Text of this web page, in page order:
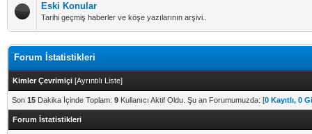
Eski Konular
Tarihi geçmiş haberler ve köşe yazılarının arşivi..
Forum İstatistikleri
Kimler Çevrimiçi [Ayrıntılı Liste]
Son 15 Dakika İçinde Toplam: 9 Kullanıcı Aktif Oldu. Şu an Forumumuzda: [0 Kayıtlı, 0
Forum İstatistikleri